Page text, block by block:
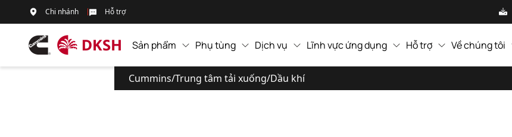
Chi nhánh Hỗ trợ
Sản phẩm Phụ tùng Dịch vụ Lĩnh vực ứng dụng Hỗ trợ Về chúng tôi
Cummins/Trung tâm tải xuống/Dầu khí